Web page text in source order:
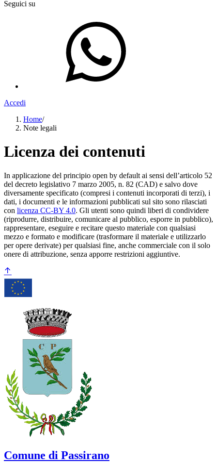
Seguici su
Accedi
Home/
Note legali
Licenza dei contenuti
In applicazione del principio open by default ai sensi dell’articolo 52
del decreto legislativo 7 marzo 2005, n. 82 (CAD) e salvo dove
diversamente specificato (compresi i contenuti incorporati di terzi), i
dati, i documenti e le informazioni pubblicati sul sito sono rilasciati
con licenza CC-BY 4.0. Gli utenti sono quindi liberi di condividere
(riprodurre, distribuire, comunicare al pubblico, esporre in pubblico),
rappresentare, eseguire e recitare questo materiale con qualsiasi
mezzo e formato e modificare (trasformare il materiale e utilizzarlo
per opere derivate) per qualsiasi fine, anche commerciale con il solo
onere di attribuzione, senza apporre restrizioni aggiuntive.
Comune di Passirano